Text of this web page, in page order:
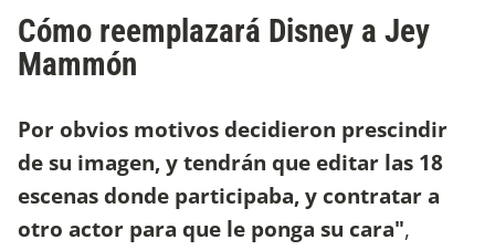
Cómo reemplazará Disney a Jey
Mammón
Por obvios motivos decidieron prescindir
de su imagen, y tendrán que editar las 18
escenas donde participaba, y contratar a
otro actor para que le ponga su cara",